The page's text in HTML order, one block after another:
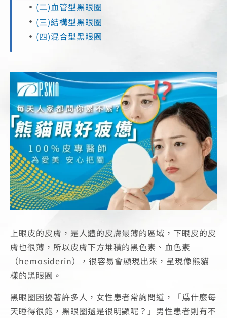
(二)血管型黑眼圈
(三)結構型黑眼圈
(四)混合型黑眼圈
上眼皮的皮膚，是人體的皮膚最薄的區域，下眼皮的皮
膚也很薄，所以皮膚下方堆積的黑色素、血色素
（hemosiderin），很容易會顯現出來，呈現像熊貓
樣的黑眼圈。
黑眼圈困擾著許多人，女性患者常詢問道，「爲什麼每
天睡得很飽，黑眼圈還是很明顯呢？」男性患者則有不